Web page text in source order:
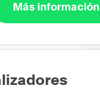
Más información